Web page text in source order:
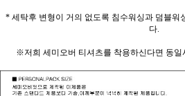
* 세탁후 변형이 거의 없도록 침수워싱과 덤블워
다.
※저희 세미오버 티셔츠를 착용하신다면 동